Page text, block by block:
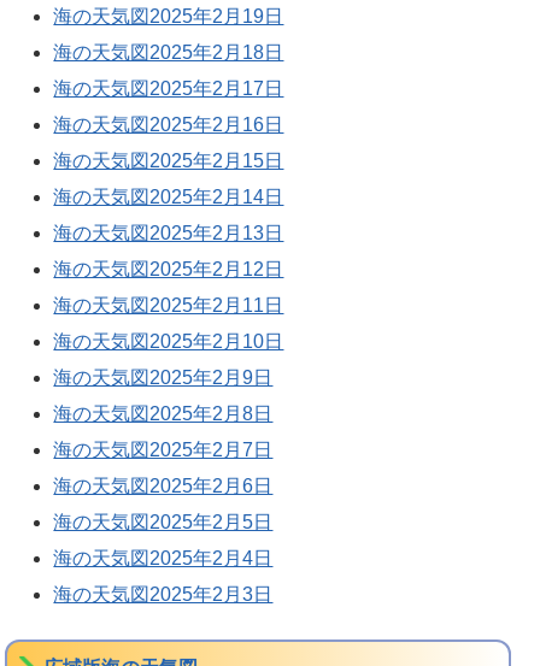
海の天気図2025年2月19日
海の天気図2025年2月18日
海の天気図2025年2月17日
海の天気図2025年2月16日
海の天気図2025年2月15日
海の天気図2025年2月14日
海の天気図2025年2月13日
海の天気図2025年2月12日
海の天気図2025年2月11日
海の天気図2025年2月10日
海の天気図2025年2月9日
海の天気図2025年2月8日
海の天気図2025年2月7日
海の天気図2025年2月6日
海の天気図2025年2月5日
海の天気図2025年2月4日
海の天気図2025年2月3日